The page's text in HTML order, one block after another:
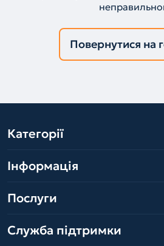
Повернутися на
Категорії
Інформація
Послуги
Служба підтримки